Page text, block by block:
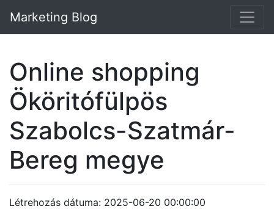
Marketing Blog
Online shopping
Ököritófülpös
Szabolcs-Szatmár-
Bereg megye
Létrehozás dátuma: 2025-06-20 00:00:00